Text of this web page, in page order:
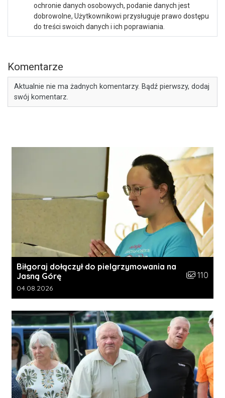
ochronie danych osobowych, podanie danych jest
dobrowolne, Użytkownikowi przysługuje prawo dostępu
do treści swoich danych i ich poprawiania.
Komentarze
Aktualnie nie ma żadnych komentarzy. Bądź pierwszy, dodaj
swój komentarz.
Biłgoraj dołączył do pielgrzymowania na
Jasną Górę
Liczba
110
Data dodania galerii:
04.08.2026